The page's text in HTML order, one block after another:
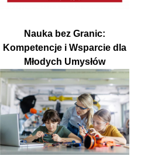
Nauka bez Granic:
Kompetencje i Wsparcie dla
Młodych Umysłów